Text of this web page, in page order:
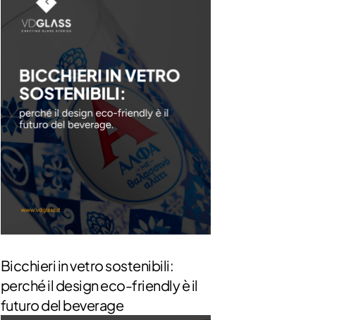
Bicchieri in vetro sostenibili:
perché il design eco-friendly è il
futuro del beverage